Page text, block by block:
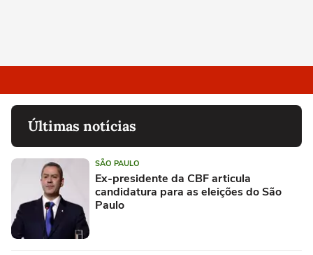
Últimas notícias
SÃO PAULO
Ex-presidente da CBF articula
candidatura para as eleições do São
Paulo